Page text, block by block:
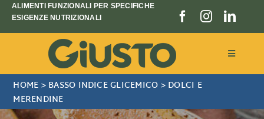
SaltaALIMENTI FUNZIONALI PER SPECIFICHE
ESIGENZE NUTRIZIONALI
Linee prodotto
HOME > BASSO INDICE GLICEMICO > DOLCI E
MERENDINE